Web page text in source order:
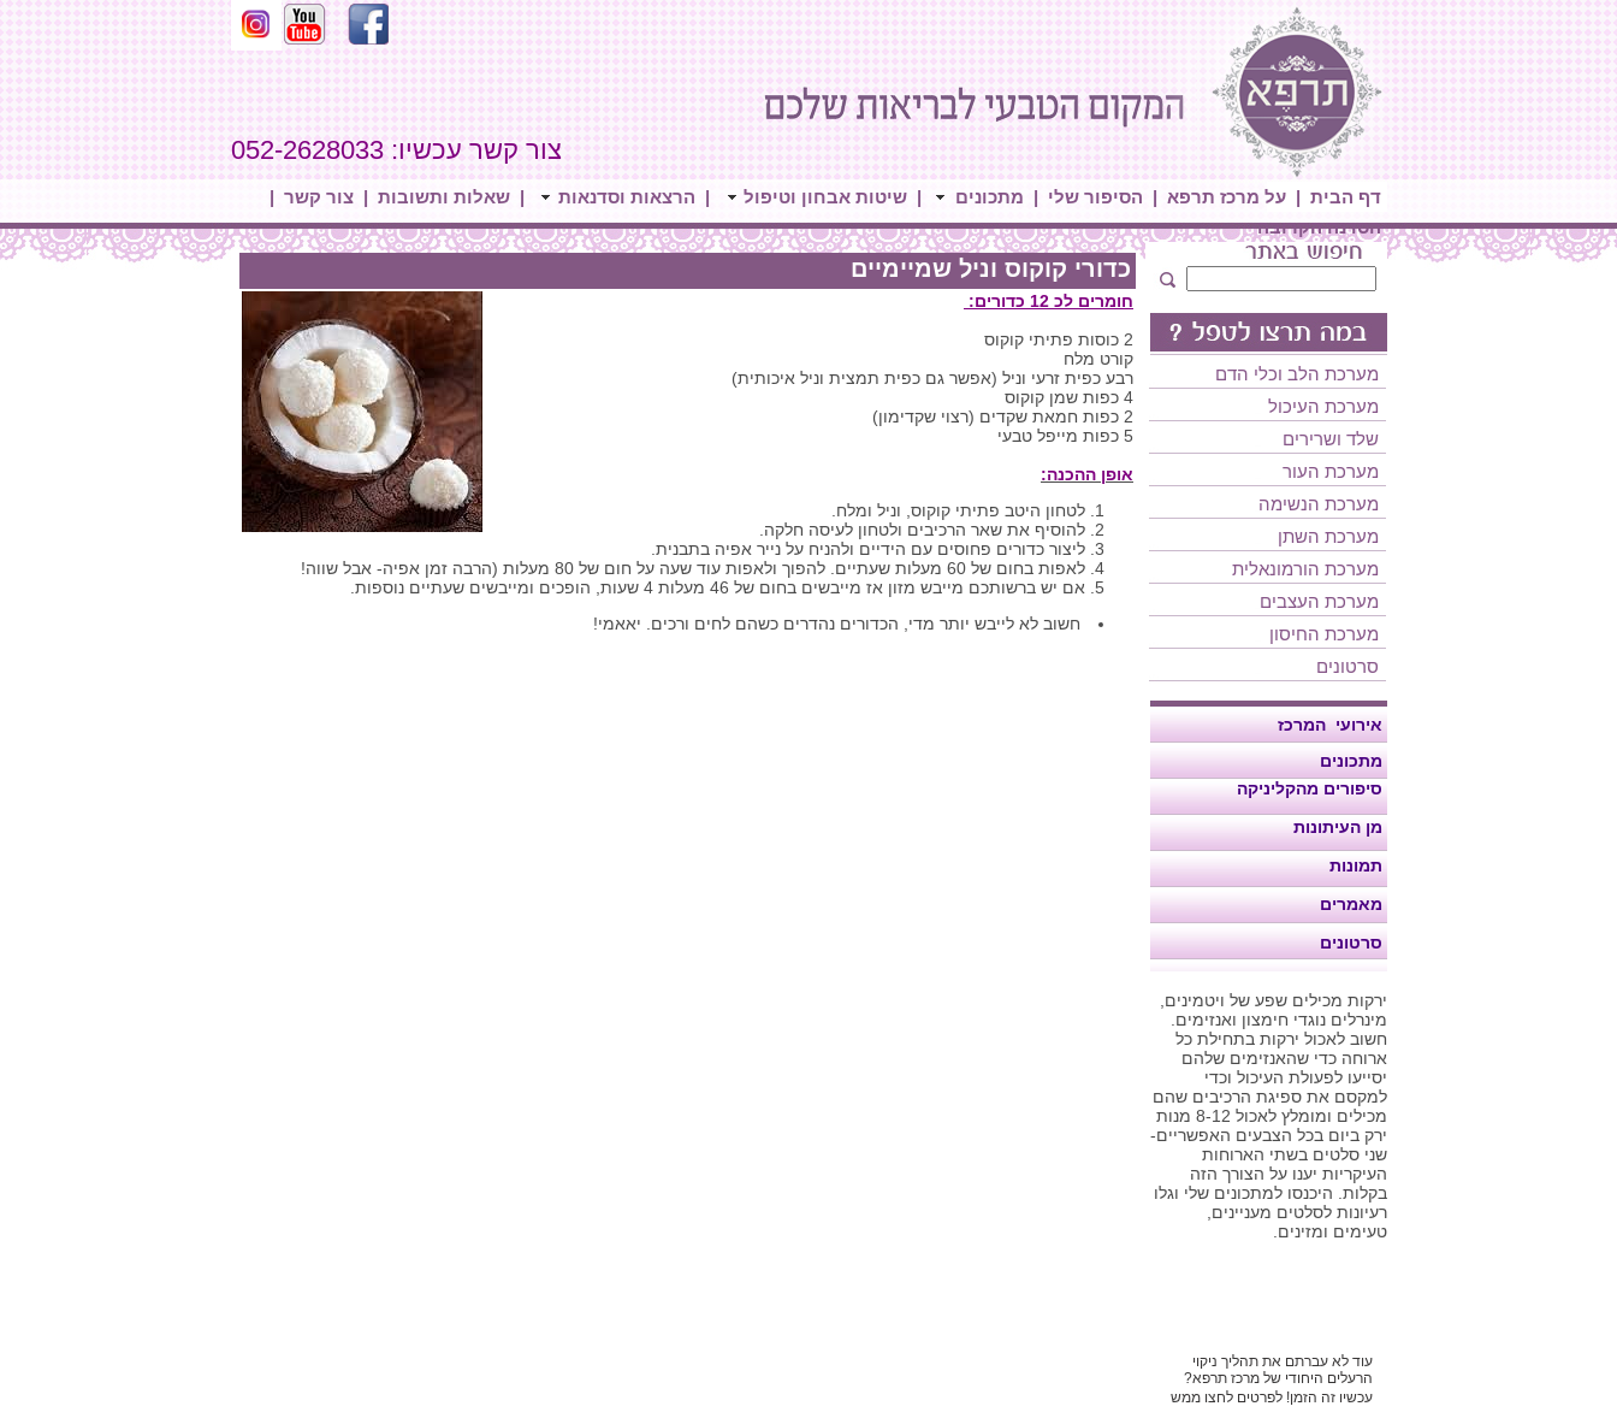
צור קשר עכשיו: 052-2628033
דף הבית | על מרכז תרפא | הסיפור שלי | מתכונים | שיטות אבחון וטיפול | הרצאות וסדנאות | שאלות ותשובות | צור קשר |
הסדנה הקרובה
מערכת הלב וכלי הדם
מערכת העיכול
שלד ושרירים
מערכת העור
מערכת הנשימה
מערכת השתן
מערכת הורמונאלית
מערכת העצבים
מערכת החיסון
סרטונים
אירועי המרכז
מתכונים
סיפורים מהקליניקה
מן העיתונות
תמונות
מאמרים
סרטונים
ירקות מכילים שפע של ויטמינים,
מינרלים נוגדי חימצון ואנזימים.
חשוב לאכול ירקות בתחילת כל
ארוחה כדי שהאנזימים שלהם
יסייעו לפעולת העיכול וכדי
למקסם את ספיגת הרכיבים שהם
מכילים ומומלץ לאכול 8-12 מנות
ירק ביום בכל הצבעים האפשריים-
שני סלטים בשתי הארוחות
העיקריות יענו על הצורך הזה
בקלות. היכנסו למתכונים שלי וגלו
רעיונות לסלטים מעניינים,
טעימים ומזינים.
עוד לא עברתם את תהליך ניקוי
הרעלים היחודי של מרכז תרפא?
עכשיו זה הזמן! לפרטים לחצו ממש
כדורי קוקוס וניל שמיימיים
חומרים לכ 12 כדורים:
2 כוסות פתיתי קוקוס
קורט מלח
רבע כפית זרעי וניל (אפשר גם כפית תמצית וניל איכותית)
4 כפות שמן קוקוס
2 כפות חמאת שקדים (רצוי שקדימון)
5 כפות מייפל טבעי
אופן ההכנה:
לטחון היטב פתיתי קוקוס, וניל ומלח.
להוסיף את שאר הרכיבים ולטחון לעיסה חלקה.
ליצור כדורים פחוסים עם הידיים ולהניח על נייר אפיה בתבנית.
לאפות בחום של 60 מעלות שעתיים. להפוך ולאפות עוד שעה על חום של 80 מעלות (הרבה זמן אפיה- אבל שווה!
אם יש ברשותכם מייבש מזון אז מייבשים בחום של 46 מעלות 4 שעות, הופכים ומייבשים שעתיים נוספות.
חשוב לא לייבש יותר מדי, הכדורים נהדרים כשהם לחים ורכים. יאאמי!